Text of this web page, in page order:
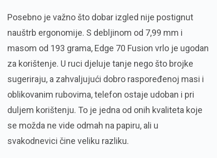
Posebno je važno što dobar izgled nije postignut
nauštrb ergonomije. S debljinom od 7,99 mm i
masom od 193 grama, Edge 70 Fusion vrlo je ugodan
za korištenje. U ruci djeluje tanje nego što brojke
sugeriraju, a zahvaljujući dobro raspoređenoj masi i
oblikovanim rubovima, telefon ostaje udoban i pri
duljem korištenju. To je jedna od onih kvaliteta koje
se možda ne vide odmah na papiru, ali u
svakodnevici čine veliku razliku.